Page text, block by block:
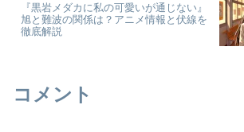
『黒岩メダカに私の可愛いが通じない』
旭と難波の関係は？アニメ情報と伏線を
徹底解説
コメント